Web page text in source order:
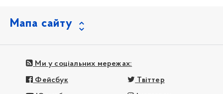
Мапа сайту
Ми у соціальних мережах:
Фейсбук Твіттер